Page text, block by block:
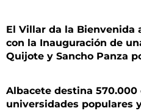
El Villar da la Bienvenida
con la Inauguración de
Quijote y Sancho Panza
Albacete destina
universidades populares